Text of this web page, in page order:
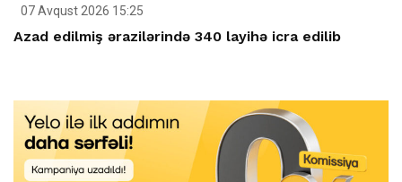
07 Avqust 2026 15:25
Azad edilmiş ərazilərində 340 layihə icra edilib